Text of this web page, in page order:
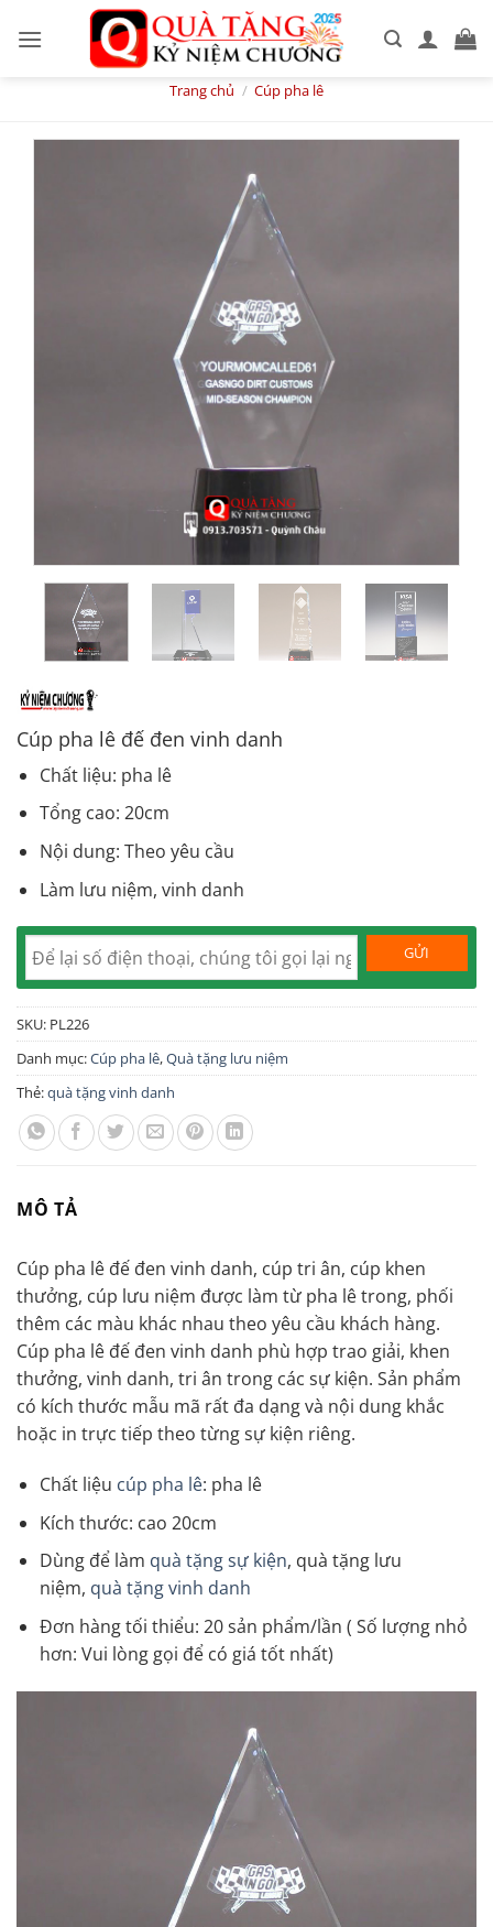
Trang chủ / Cúp pha lê
Cúp pha lê đế đen vinh danh
Chất liệu: pha lê
Tổng cao: 20cm
Nội dung: Theo yêu cầu
Làm lưu niệm, vinh danh
SKU: PL226
Danh mục:Cúp pha lê,Quà tặng lưu niệm
Thẻ:quà tặng vinh danh
MÔ TẢ
Cúp pha lê đế đen vinh danh, cúp tri ân, cúp khen
thưởng, cúp lưu niệm được làm từ pha lê trong, phối
thêm các màu khác nhau theo yêu cầu khách hàng.
Cúp pha lê đế đen vinh danh phù hợp trao giải, khen
thưởng, vinh danh, tri ân trong các sự kiện. Sản phẩm
có kích thước mẫu mã rất đa dạng và nội dung khắc
hoặc in trực tiếp theo từng sự kiện riêng.
Chất liệu cúp pha lê: pha lê
Kích thước: cao 20cm
Dùng để làm quà tặng sự kiện, quà tặng lưu
niệm, quà tặng vinh danh
Đơn hàng tối thiểu: 20 sản phẩm/lần ( Số lượng nhỏ
hơn: Vui lòng gọi để có giá tốt nhất)